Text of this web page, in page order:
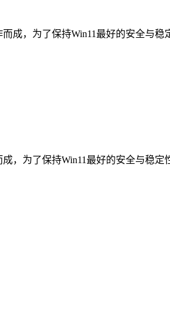
成，为了保持Win11最好的安全与
，为了保持Win11最好的安全与稳